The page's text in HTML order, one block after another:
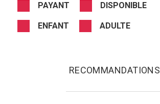
PAYANT DISPONIBLE
ENFANT ADULTE
RECOMMANDATIONS